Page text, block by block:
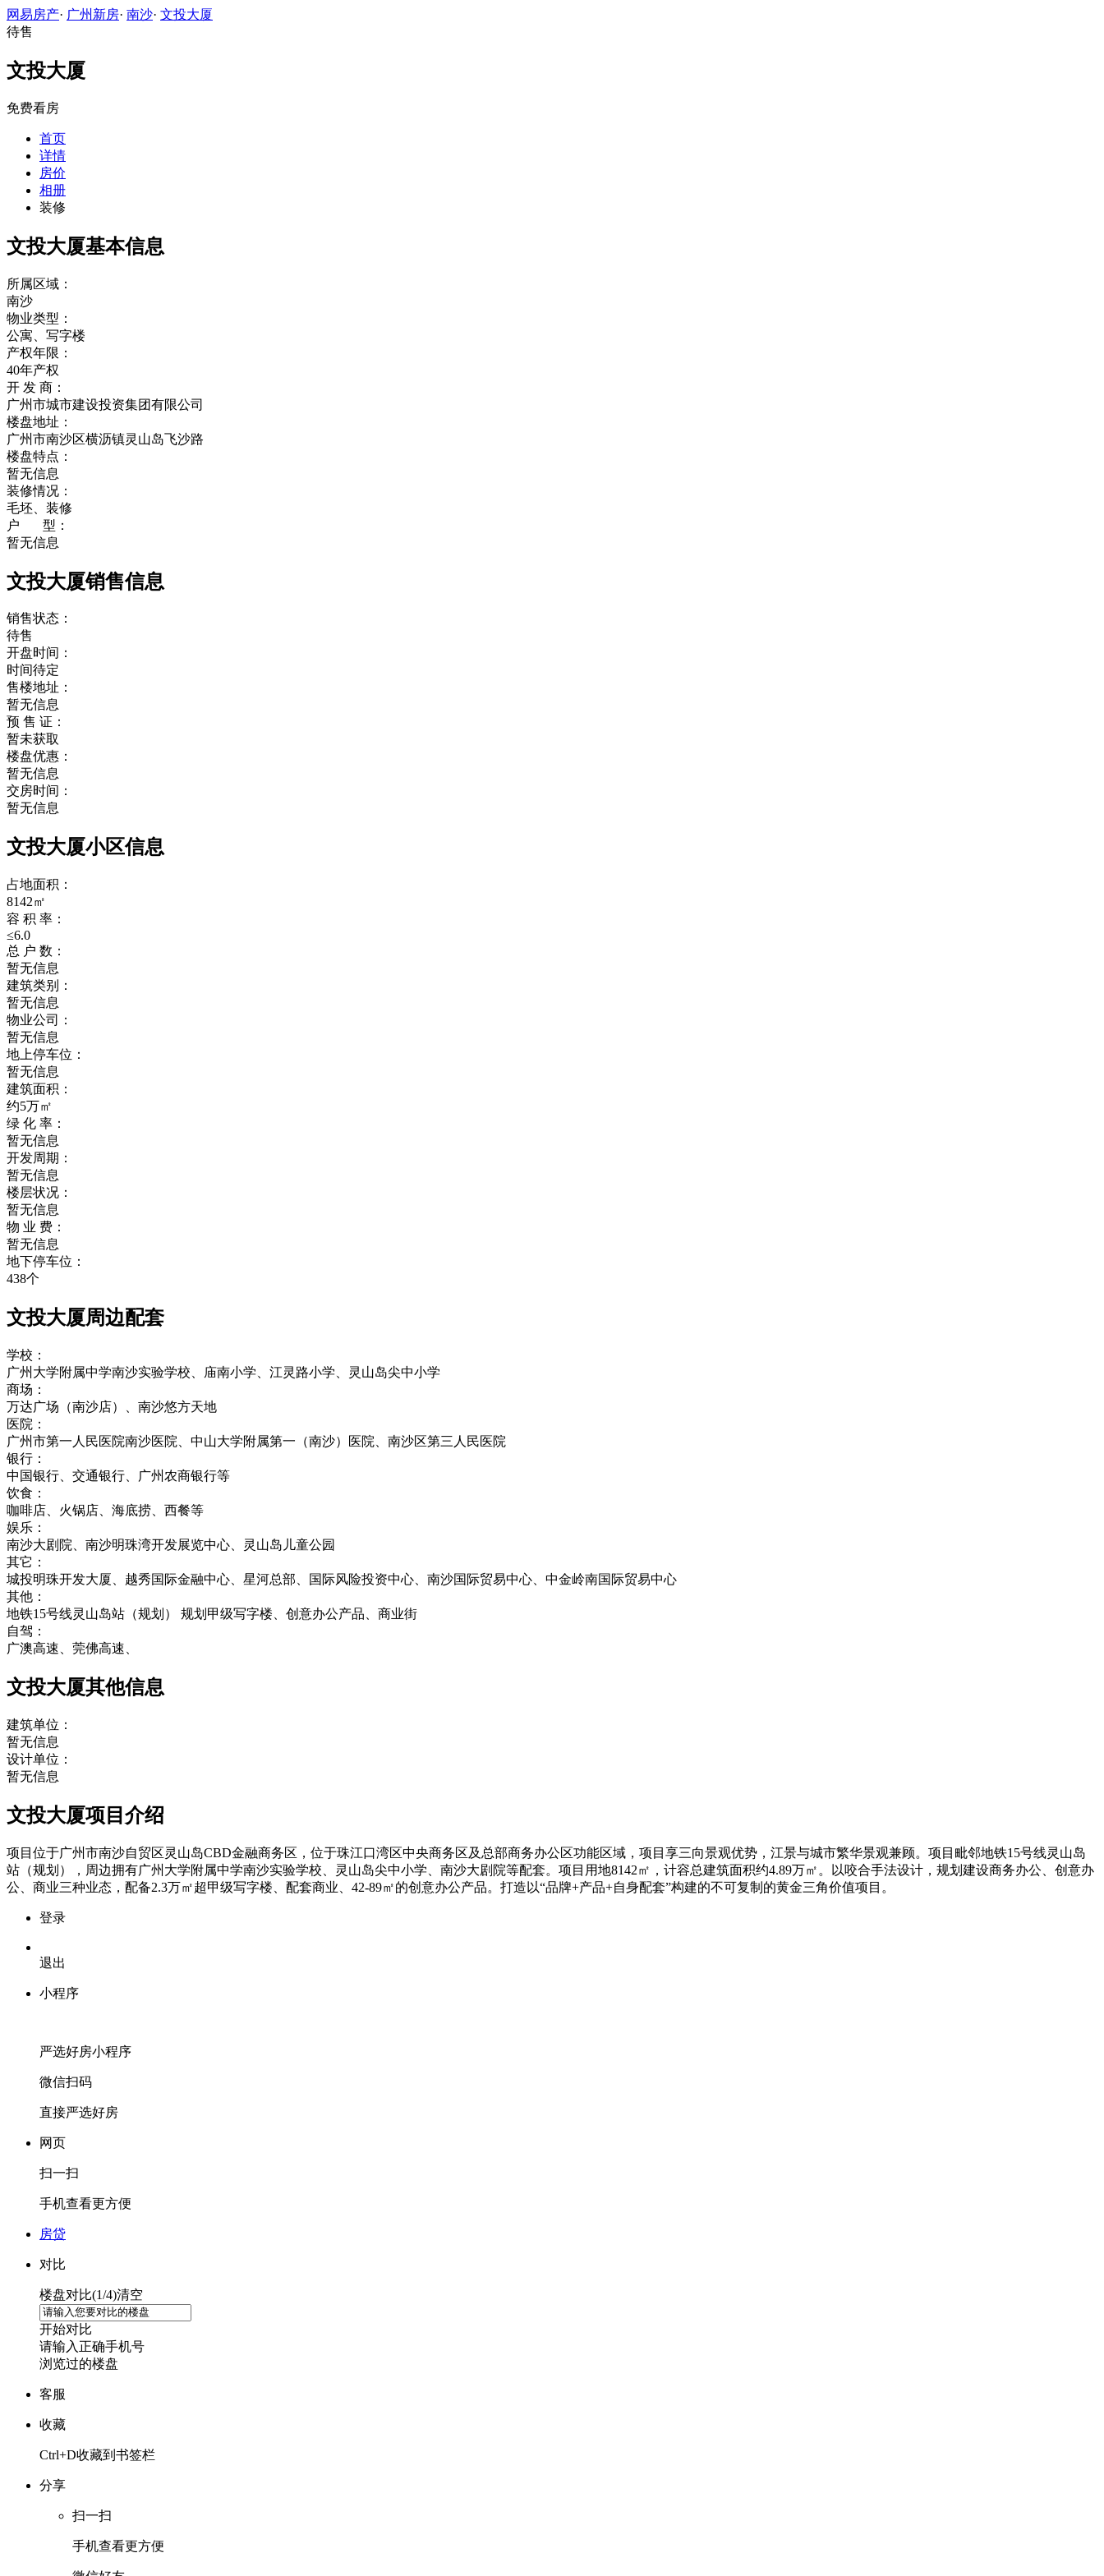
网易房产· 广州新房· 南沙· 文投大厦
待售
文投大厦
免费看房
首页
详情
房价
相册
装修
文投大厦基本信息
所属区域：
南沙
物业类型：
公寓、写字楼
产权年限：
40年产权
开 发 商：
广州市城市建设投资集团有限公司
楼盘地址：
广州市南沙区横沥镇灵山岛飞沙路
楼盘特点：
暂无信息
装修情况：
毛坯、装修
户 型：
暂无信息
文投大厦销售信息
销售状态：
待售
开盘时间：
时间待定
售楼地址：
暂无信息
预 售 证：
暂未获取
楼盘优惠：
暂无信息
交房时间：
暂无信息
文投大厦小区信息
占地面积：
8142㎡
容 积 率：
≤6.0
总 户 数：
暂无信息
建筑类别：
暂无信息
物业公司：
暂无信息
地上停车位：
暂无信息
建筑面积：
约5万㎡
绿 化 率：
暂无信息
开发周期：
暂无信息
楼层状况：
暂无信息
物 业 费：
暂无信息
地下停车位：
438个
文投大厦周边配套
学校：
广州大学附属中学南沙实验学校、庙南小学、江灵路小学、灵山岛尖中小学
商场：
万达广场（南沙店）、南沙悠方天地
医院：
广州市第一人民医院南沙医院、中山大学附属第一（南沙）医院、南沙区第三人民医院
银行：
中国银行、交通银行、广州农商银行等
饮食：
咖啡店、火锅店、海底捞、西餐等
娱乐：
南沙大剧院、南沙明珠湾开发展览中心、灵山岛儿童公园
其它：
城投明珠开发大厦、越秀国际金融中心、星河总部、国际风险投资中心、南沙国际贸易中心、中金岭南国际贸易中心
其他：
地铁15号线灵山岛站（规划） 规划甲级写字楼、创意办公产品、商业街
自驾：
广澳高速、莞佛高速、
文投大厦其他信息
建筑单位：
暂无信息
设计单位：
暂无信息
文投大厦项目介绍
项目位于广州市南沙自贸区灵山岛CBD金融商务区，位于珠江口湾区中央商务区及总部商务办公区功能区域，项目享三向景观优势，江景与城市繁华景观兼顾。项目毗邻地铁15号线灵山岛
站（规划），周边拥有广州大学附属中学南沙实验学校、灵山岛尖中小学、南沙大剧院等配套。项目用地8142㎡，计容总建筑面积约4.89万㎡。以咬合手法设计，规划建设商务办公、创意办
公、商业三种业态，配备2.3万㎡超甲级写字楼、配套商业、 42-89㎡的创意办公产品。打造以“品牌+产品+自身配套”构建的不可复制的黄金三角价值项目。
登录
退出
小程序
严选好房小程序
微信扫码
直接严选好房
网页
扫一扫
手机查看更方便
房贷
对比
楼盘对比(1/4)清空
开始对比
请输入正确手机号
浏览过的楼盘
客服
收藏
Ctrl+D收藏到书签栏
分享
扫一扫
手机查看更方便